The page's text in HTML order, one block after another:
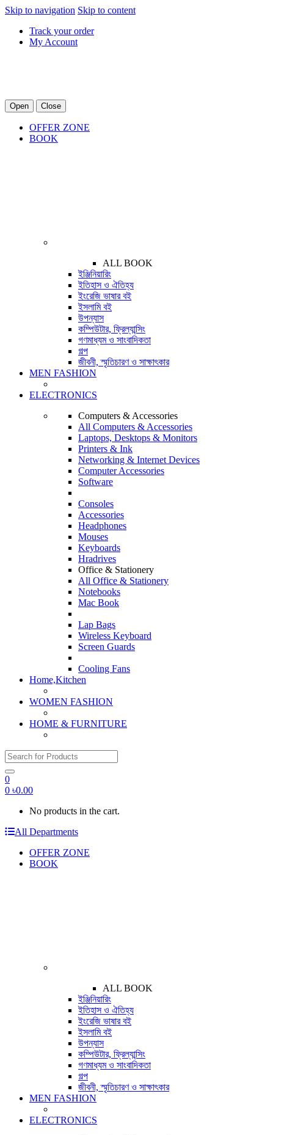
Skip to navigation Skip to content
Track your order
My Account
Open Close
OFFER ZONE
BOOK
ALL BOOK
ইঞ্জিনিয়ারিং
ইতিহাস ও ঐতিহ্য
ইংরেজি ভাষার বই
ইসলামি বই
উপন্যাস
কম্পিউটার, ফ্রিল্যান্সিং
গণমাধ্যম ও সাংবাদিকতা
গল্প
জীবনী, স্মৃতিচারণ ও সাক্ষাৎকার
MEN FASHION
ELECTRONICS
Computers & Accessories
All Computers & Accessories
Laptops, Desktops & Monitors
Printers & Ink
Networking & Internet Devices
Computer Accessories
Software
Consoles
Accessories
Headphones
Mouses
Keyboards
Hradrives
Office & Stationery
All Office & Stationery
Notebooks
Mac Book
Lap Bags
Wireless Keyboard
Screen Guards
Cooling Fans
Home,Kitchen
WOMEN FASHION
HOME & FURNITURE
Search for:
0
0 ৳0.00
No products in the cart.
All Departments
OFFER ZONE
BOOK
ALL BOOK
ইঞ্জিনিয়ারিং
ইতিহাস ও ঐতিহ্য
ইংরেজি ভাষার বই
ইসলামি বই
উপন্যাস
কম্পিউটার, ফ্রিল্যান্সিং
গণমাধ্যম ও সাংবাদিকতা
গল্প
জীবনী, স্মৃতিচারণ ও সাক্ষাৎকার
MEN FASHION
ELECTRONICS